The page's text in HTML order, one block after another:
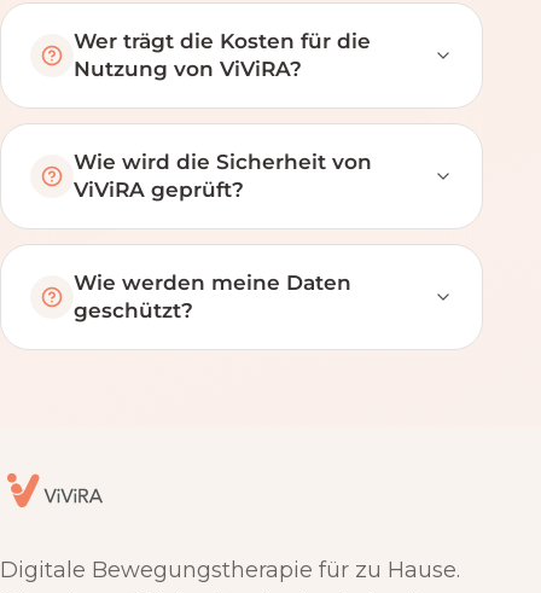
Wer trägt die Kosten für die
Nutzung von ViViRA?
Wie wird die Sicherheit von
ViViRA geprüft?
Wie werden meine Daten
geschützt?
Digitale Bewegungstherapie für zu Hause.